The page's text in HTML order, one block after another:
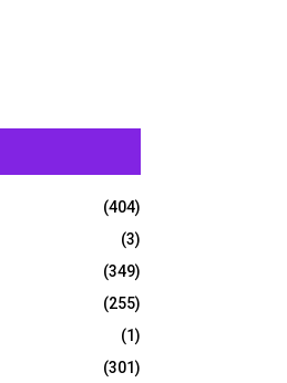
(404)
(3)
(349)
(255)
(1)
(301)